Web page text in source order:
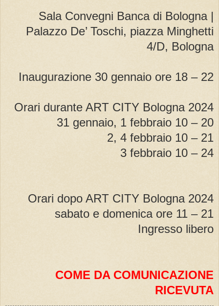
Sala Convegni Banca di Bologna |
Palazzo De’ Toschi, piazza Minghetti
4/D, Bologna
Inaugurazione 30 gennaio ore 18 – 22
Orari durante ART CITY Bologna 2024
31 gennaio, 1 febbraio 10 – 20
2, 4 febbraio 10 – 21
3 febbraio 10 – 24
Orari dopo ART CITY Bologna 2024
sabato e domenica ore 11 – 21
Ingresso libero
COME DA COMUNICAZIONE
RICEVUTA